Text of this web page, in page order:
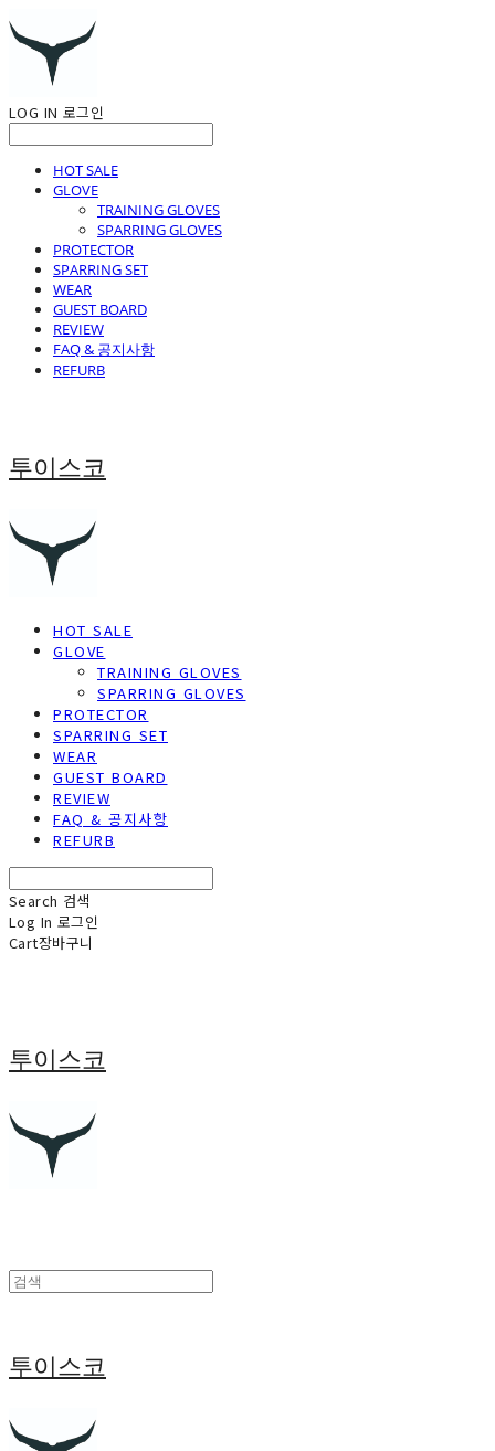
LOG IN 로그인
HOT SALE
GLOVE
TRAINING GLOVES
SPARRING GLOVES
PROTECTOR
SPARRING SET
WEAR
GUEST BOARD
REVIEW
FAQ & 공지사항
REFURB
투이스코
HOT SALE
GLOVE
TRAINING GLOVES
SPARRING GLOVES
PROTECTOR
SPARRING SET
WEAR
GUEST BOARD
REVIEW
FAQ & 공지사항
REFURB
Search 검색
Log In 로그인
Cart장바구니
투이스코
투이스코